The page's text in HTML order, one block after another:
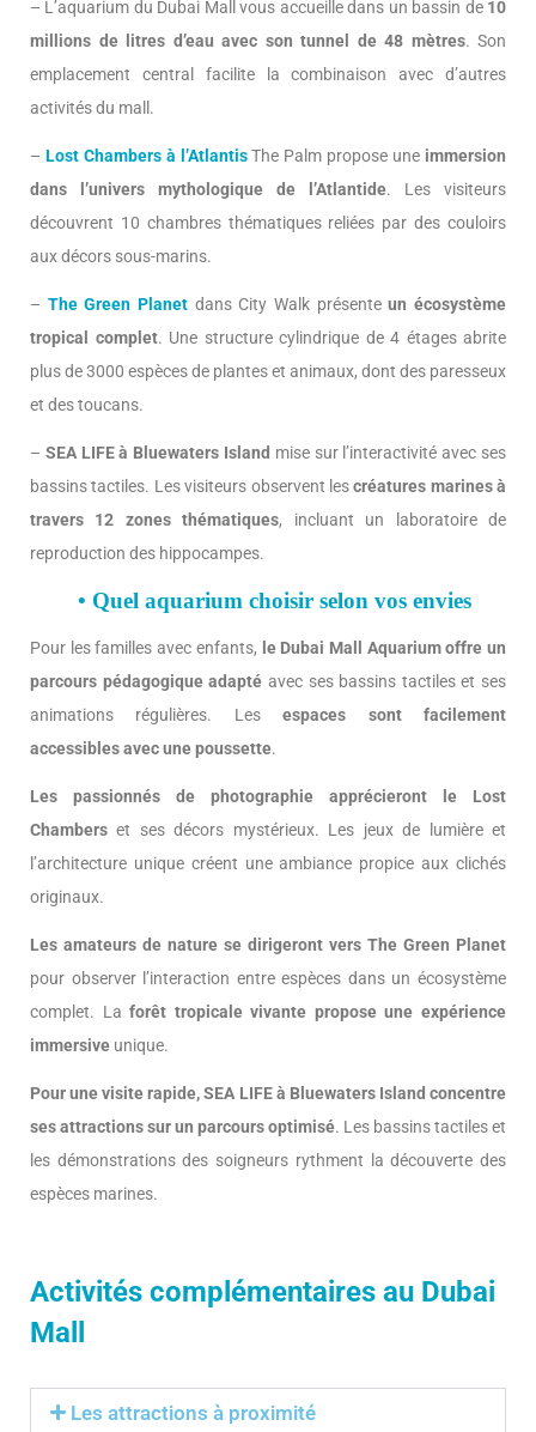
– L’aquarium du Dubai Mall vous accueille dans un bassin de 10
millions de litres d’eau avec son tunnel de 48 mètres. Son
emplacement central facilite la combinaison avec d’autres
activités du mall.
– Lost Chambers à l’AtlantisThe Palm propose une immersion
dans l’univers mythologique de l’Atlantide. Les visiteurs
découvrent 10 chambres thématiques reliées par des couloirs
aux décors sous-marins.
– The Green Planet dans City Walk présenteun écosystème
tropical complet. Une structure cylindrique de 4 étages abrite
plus de 3000 espèces de plantes et animaux, dont des paresseux
et des toucans.
– SEA LIFE à Bluewaters Island mise sur l’interactivité avec ses
bassins tactiles. Les visiteurs observent lescréatures marines à
travers 12 zones thématiques, incluant un laboratoire de
reproduction des hippocampes.
• Quel aquarium choisir selon vos envies
Pour les familles avec enfants, le Dubai Mall Aquarium offre un
parcours pédagogique adapté avec ses bassins tactiles et ses
animations régulières. Lesespaces sont facilement
accessibles avec une poussette.
Les passionnés de photographie apprécieront le Lost
Chambers et ses décors mystérieux. Les jeux de lumière et
l’architecture unique créent une ambiance propice aux clichés
originaux.
Les amateurs de nature se dirigeront vers The Green Planet
pour observer l’interaction entre espèces dans un écosystème
complet. La forêt tropicale vivante propose une expérience
immersive unique.
Pour une visite rapide, SEA LIFE à Bluewaters Island concentre
ses attractions sur un parcours optimisé. Les bassins tactiles et
les démonstrations des soigneurs rythment la découverte des
espèces marines.
Activités complémentaires au Dubai
Mall
Les attractions à proximité